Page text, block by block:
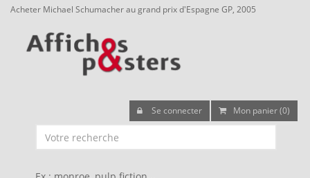
Acheter Michael Schumacher au grand prix d'Espagne GP, 2005
Se connecter Mon panier (0)